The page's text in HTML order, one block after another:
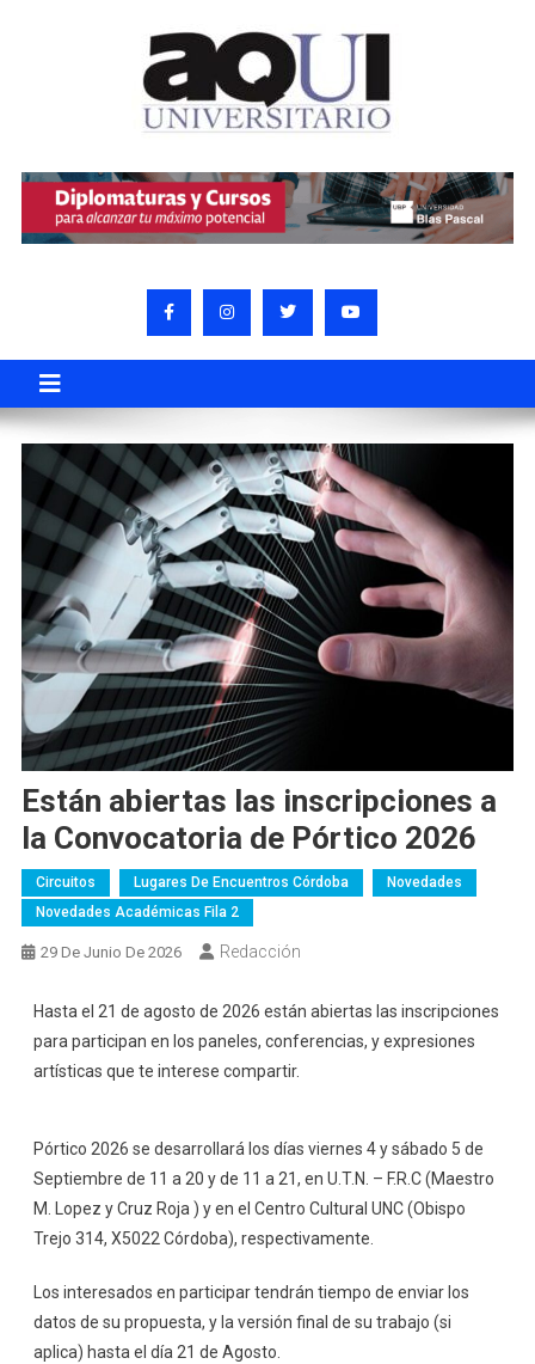
Están abiertas las inscripciones a
la Convocatoria de Pórtico 2026
Circuitos Lugares De Encuentros Córdoba
Novedades
Novedades Académicas Fila 2
29 De Junio De 2026 Redacción
Hasta el 21 de agosto de 2026 están abiertas las inscripciones
para participan en los paneles, conferencias, y expresiones
artísticas que te interese compartir.
Pórtico 2026 se desarrollará los días viernes 4 y sábado 5 de
Septiembre de 11 a 20 y de 11 a 21, en U.T.N. – F.R.C (Maestro
M. Lopez y Cruz Roja ) y en el Centro Cultural UNC (Obispo
Trejo 314, X5022 Córdoba), respectivamente.
Los interesados en participar tendrán tiempo de enviar los
datos de su propuesta, y la versión final de su trabajo (si
aplica) hasta el día 21 de Agosto.